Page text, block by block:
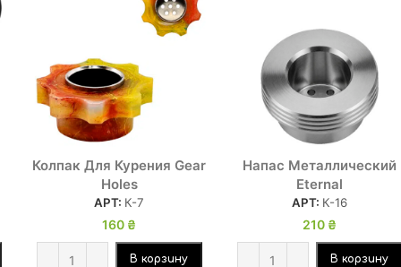
Колпак Для Курения Gear
Holes
АРТ: К-7
160 ₴
В корзину
Напас Металлический
Eternal
АРТ: К-16
210 ₴
В корзину